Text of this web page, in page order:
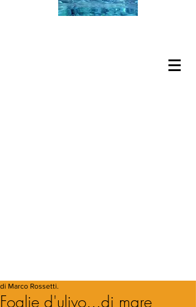
Foglie d'ulivo...di mare
di Marco Rossetti.